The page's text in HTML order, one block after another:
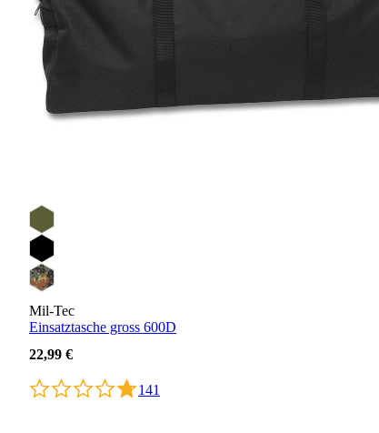
Mil-Tec
Einsatztasche gross 600D
22,99 €
141